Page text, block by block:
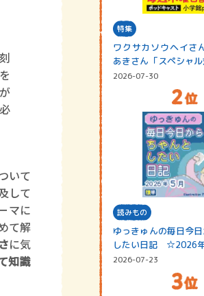
いて
して
マに
て解
に気
知識
特集
ワクサカソウヘイさ
あきさん「スペシャ
ドキャスト…
2026-07-30
読みもの
ゆっきゅんの毎日今
したい日記 ☆2026
2026-07-23